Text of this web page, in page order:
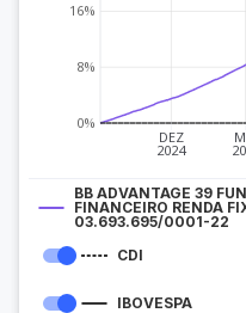
DEZ
2024
0%
8%
16%
BB ADVANTAGE 39
FINANCEIRO RENDA
03.693.695/0001-22
CDI
IBOVESPA